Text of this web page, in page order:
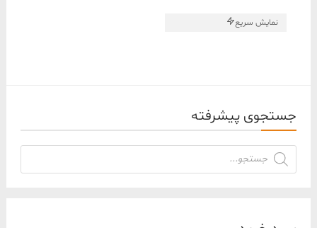
نمایش سریع
جستجوی پیشرفته
جستجوی
محصولات